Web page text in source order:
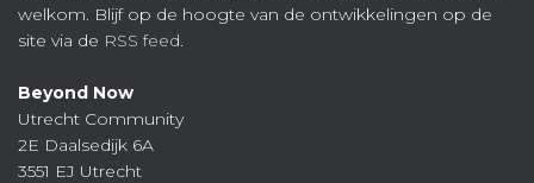
welkom. Blijf op de hoogte van de ontwikkelingen op de
site via de RSS feed.
Beyond Now
Utrecht Community
2E Daalsedijk 6A
3551 EJ Utrecht